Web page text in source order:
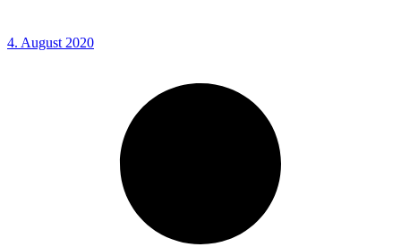
4. August 2020